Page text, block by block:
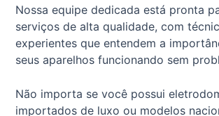
Nossa equipe dedicada está pronta
serviços de alta qualidade, com
experientes que entendem a
seus aparelhos funcionando sem
Não importa se você possui
importados de luxo ou modelos